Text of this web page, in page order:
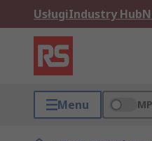
UsługiIndustry Hub
Menu